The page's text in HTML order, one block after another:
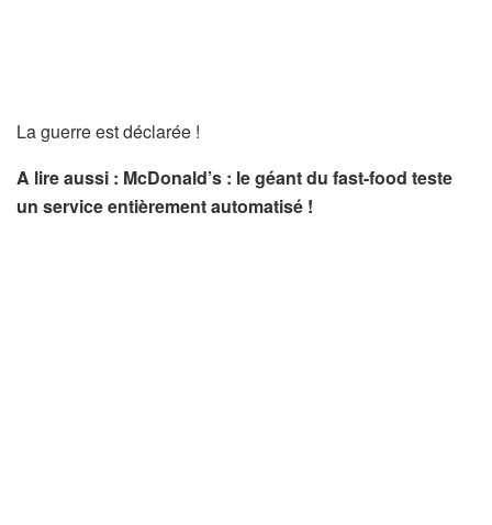
La guerre est déclarée !
A lire aussi : McDonald’s : le géant du fast-food teste
un service entièrement automatisé !